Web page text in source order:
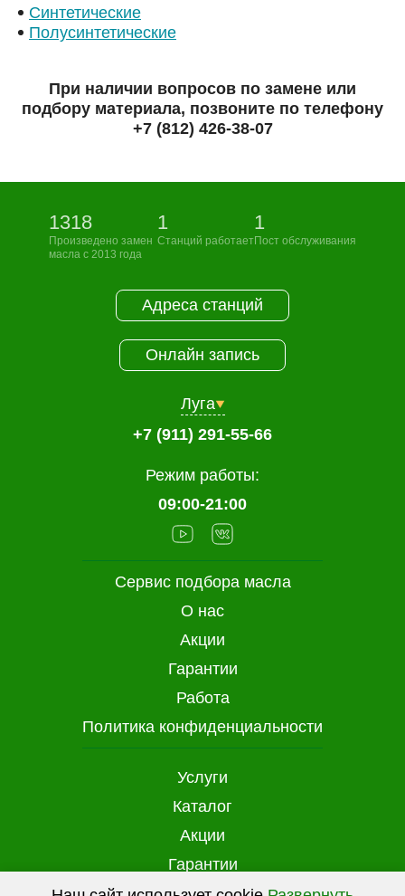
Синтетические
Полусинтетические
При наличии вопросов по замене или
подбору материала, позвоните по телефону
+7 (812) 426-38-07
1318
Произведено замен
масла с 2013 года
1
Станций работает
1
Пост обслуживания
Услуги
Каталог
Акции
Гарантии
Сервис подбора масла
О нас
Акции
Гарантии
Работа
Политика конфиденциальности
Адреса станций
Онлайн запись
Луга
+7 (911) 291-55-66
Режим работы:
09:00-21:00